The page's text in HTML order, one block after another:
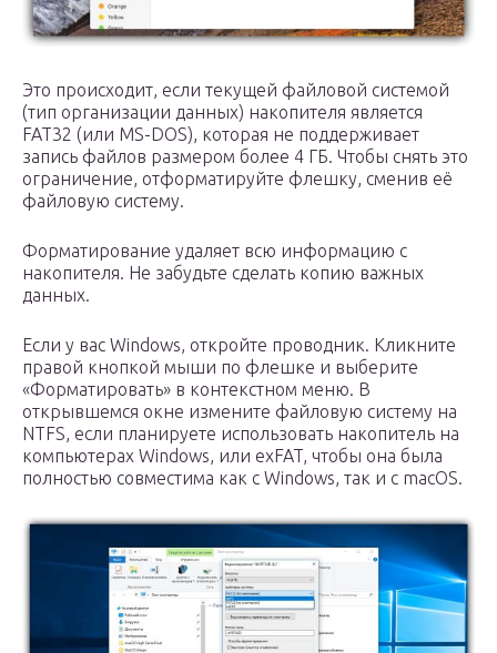
Это происходит, если текущей файловой системой
(тип организации данных) накопителя является
FAT32 (или MS-DOS), которая не поддерживает
запись файлов размером более 4 ГБ. Чтобы снять это
ограничение, отформатируйте флешку, сменив её
файловую систему.
Форматирование удаляет всю информацию с
накопителя. Не забудьте сделать копию важных
данных.
Если у вас Windows, откройте проводник. Кликните
правой кнопкой мыши по флешке и выберите
«Форматировать» в контекстном меню. В
открывшемся окне измените файловую систему на
NTFS, если планируете использовать накопитель на
компьютерах Windows, или exFAT, чтобы она была
полностью совместима как с Windows, так и с macOS.